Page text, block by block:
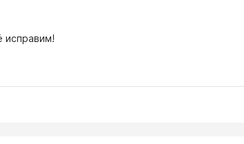
исправим!